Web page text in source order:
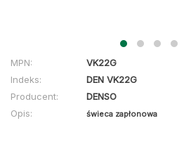
MPN:
VK22G
Indeks:
DEN VK22G
Producent:
DENSO
Opis:
świeca zapłonowa